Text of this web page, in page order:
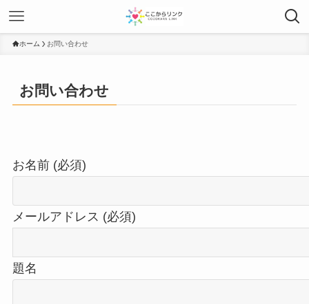
ホーム お問い合わせ
お問い合わせ
お名前 (必須)
メールアドレス (必須)
題名